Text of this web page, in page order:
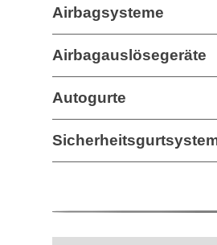
Airbagsysteme
Airbagauslösegeräte
Autogurte